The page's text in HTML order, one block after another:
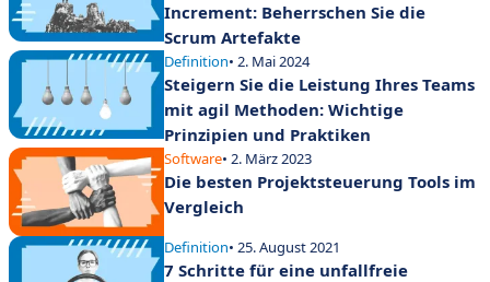
Increment: Beherrschen Sie die
Scrum Artefakte
Definition• 2. Mai 2024
Steigern Sie die Leistung Ihres Teams
mit agil Methoden: Wichtige
Prinzipien und Praktiken
Software• 2. März 2023
Die besten Projektsteuerung Tools im
Vergleich
Definition• 25. August 2021
7 Schritte für eine unfallfreie